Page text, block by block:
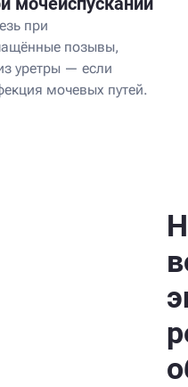
при
позывы,
уретры — если
мочевых путей.